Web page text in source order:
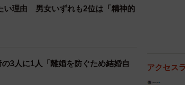
い理由 男女いずれも2位は「精神的
3人に1人「離婚を防ぐため結婚自
アクセス